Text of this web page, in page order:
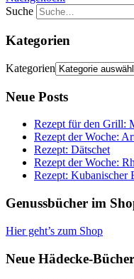
Suche
Kategorien
Kategorien
Neue Posts
Rezept für den Grill:
Rezept der Woche:
Rezept: Dätschet
Rezept der Woche:
Rezept: Kubanischer
Genussbücher im
Hier geht’s zum Shop
Neue Hädecke-Bücher